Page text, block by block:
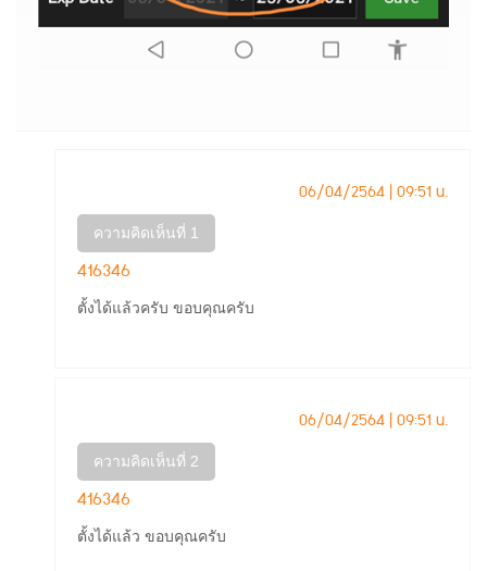
06/04/2564 | 09:51 น.
ความคิดเห็นที่ 1
416346
ตั้งได้แล้วครับ ขอบคุณครับ
06/04/2564 | 09:51 น.
ความคิดเห็นที่ 2
416346
ตั้งได้แล้ว ขอบคุณครับ